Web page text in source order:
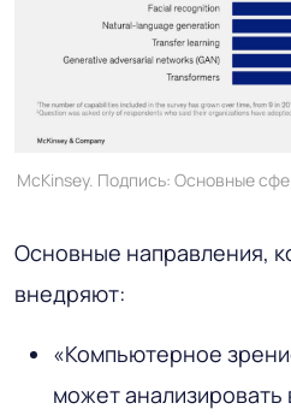
McKinsey. Подпись: Основные
Основные направления,
внедряют:
«Компьютерное
может анализировать